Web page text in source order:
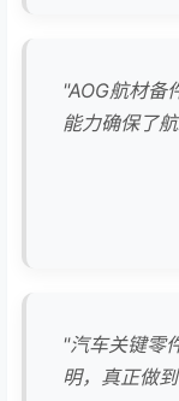
"AOG航材备
能力确保了
"汽车关键零
明，真正做